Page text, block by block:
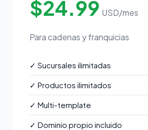
$24.99 USD/mes
Para cadenas y franquicias
✓ Sucursales ilimitadas
✓ Productos ilimitados
✓ Multi-template
✓ Dominio propio incluido